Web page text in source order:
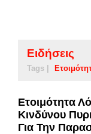
Ειδήσεις
Tags |
Ετοιμότητα
Κινδύνου
Για Την